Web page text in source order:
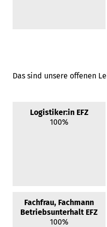
Das sind unsere offenen
Logistiker:in EFZ
100%
Fachfrau, Fachmann
Betriebsunterhalt EFZ
100%